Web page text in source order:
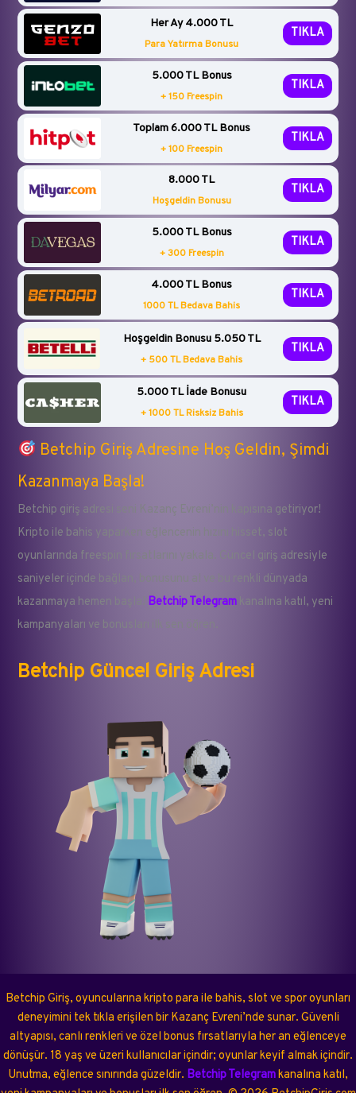
Her Ay 4.000 TL
Para Yatırma Bonusu
TIKLA
5.000 TL Bonus
+ 150 Freespin
TIKLA
Toplam 6.000 TL Bonus
+ 100 Freespin
TIKLA
8.000 TL
Hoşgeldin Bonusu
TIKLA
5.000 TL Bonus
+ 300 Freespin
TIKLA
4.000 TL Bonus
1000 TL Bedava Bahis
TIKLA
Hoşgeldin Bonusu 5.050 TL
+ 500 TL Bedava Bahis
TIKLA
5.000 TL İade Bonusu
+ 1000 TL Risksiz Bahis
TIKLA
Betchip Giriş Adresine Hoş Geldin, Şimdi
Kazanmaya Başla!
Betchip giriş adresi seni Kazanç Evreni’nin kapısına getiriyor!
Kripto ile bahis yaparken eğlencenin hızını hisset, slot
oyunlarında freespin fırsatlarını yakala. Güncel giriş adresiyle
saniyeler içinde bağlan, bonusunu al ve bu renkli dünyada
kazanmaya hemen başla! Betchip Telegram kanalına katıl, yeni
kampanyaları ve bonusları ilk sen öğren.
Betchip Güncel Giriş Adresi
Betchip Giriş, oyuncularına kripto para ile bahis, slot ve spor oyunları
deneyimini tek tıkla erişilen bir Kazanç Evreni’nde sunar. Güvenli
altyapısı, canlı renkleri ve özel bonus fırsatlarıyla her an eğlenceye
dönüşür. 18 yaş ve üzeri kullanıcılar içindir; oyunlar keyif almak içindir.
Unutma, eğlence sınırında güzeldir. Betchip Telegramkanalına katıl,